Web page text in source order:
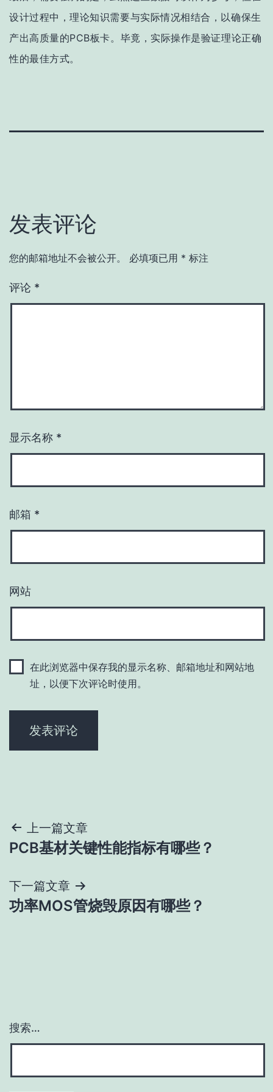
设计过程中，理论知识需要与实际情况相结合，以确保生
产出高质量的PCB板卡。毕竟，实际操作是验证理论正确
性的最佳方式。
发表评论
您的邮箱地址不会被公开。 必填项已用 * 标注
评论 *
显示名称 *
邮箱 *
网站
在此浏览器中保存我的显示名称、邮箱地址和网站地
址，以便下次评论时使用。
文
章
导
航
上一篇文章
PCB基材关键性能指标有哪些？
下一篇文章
功率MOS管烧毁原因有哪些？
搜索…